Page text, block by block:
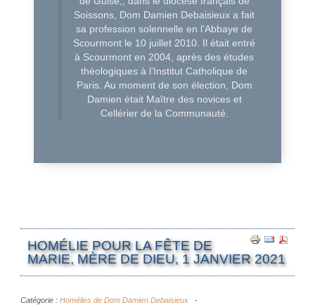
Soissons, Dom Damien Debaisieux a fait
sa profession solennelle en l’Abbaye de
Scourmont le 10 juillet 2010. Il était entré
à Scourmont en 2004, après des études
théologiques à l’Institut Catholique de
Paris. Au moment de son élection, Dom
Damien était Maître des novices et
Cellérier de la Communauté.
HOMÉLIE POUR LA FÊTE DE
MARIE, MÈRE DE DIEU, 1 JANVIER 2021
Catégorie : Homélies de Dom Damien Debaisieux